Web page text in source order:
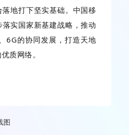
地打下坚实基础。中国移
实国家新基建战略，推动
6G的协同发展，打造天地
质网络。
图